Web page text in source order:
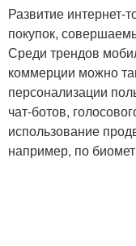
Развитие интернет-
покупок,
Среди трендов
коммерции можно
персонализации
чат-ботов,
использование
например, по